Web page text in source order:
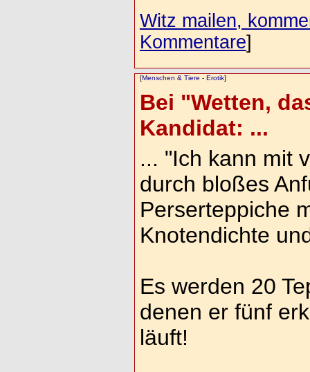
Witz mailen,
Kommentare]
[Menschen & Tiere - Erotik]
Bei "Wetten,
Kandidat: ...
... "Ich kann mit
durch bloßes
Perserteppiche
Knotendichte
Es werden 20
denen er fünf
läuft!